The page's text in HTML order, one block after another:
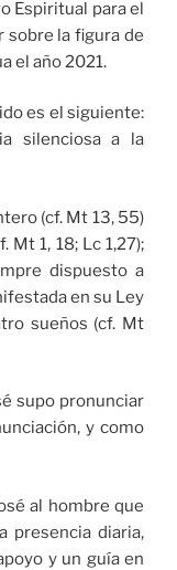
Espiritual para el
sobre la figura de
el año 2021.
es el siguiente:
silenciosa a la
(cf. Mt 13, 55)
1, 18; Lc 1,27);
dispuesto a
en su Ley
sueños (cf. Mt
supo pronunciar
y como
al hombre que
presencia diaria,
y un guía en